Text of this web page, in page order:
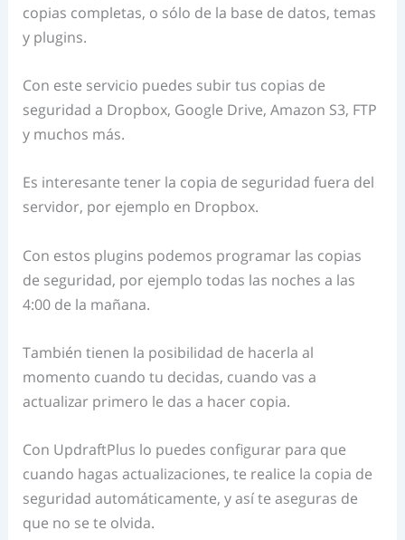
copias completas, o sólo de la base de datos, temas
y plugins.
Con este servicio puedes subir tus copias de
seguridad a Dropbox, Google Drive, Amazon S3, FTP
y muchos más.
Es interesante tener la copia de seguridad fuera del
servidor, por ejemplo en Dropbox.
Con estos plugins podemos programar las copias
de seguridad, por ejemplo todas las noches a las
4:00 de la mañana.
También tienen la posibilidad de hacerla al
momento cuando tu decidas, cuando vas a
actualizar primero le das a hacer copia.
Con UpdraftPlus lo puedes configurar para que
cuando hagas actualizaciones, te realice la copia de
seguridad automáticamente, y así te aseguras de
que no se te olvida.